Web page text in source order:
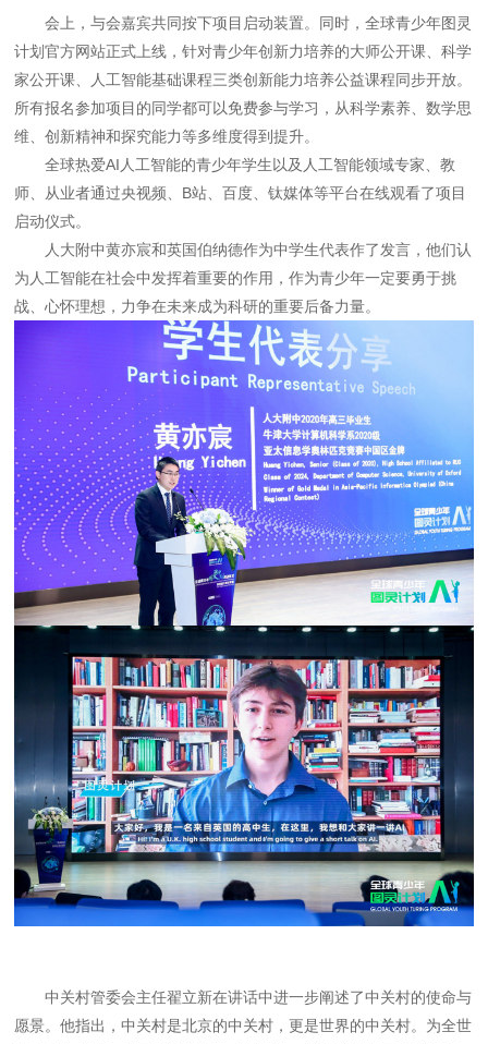
会上，与会嘉宾共同按下项目启动装置。同时，全球青少年图灵
计划官方网站正式上线，针对青少年创新力培养的大师公开课、科学
家公开课、人工智能基础课程三类创新能力培养公益课程同步开放。
所有报名参加项目的同学都可以免费参与学习，从科学素养、数学思
维、创新精神和探究能力等多维度得到提升。
全球热爱AI人工智能的青少年学生以及人工智能领域专家、教
师、从业者通过央视频、B站、百度、钛媒体等平台在线观看了项目
启动仪式。
人大附中黄亦宸和英国伯纳德作为中学生代表作了发言，他们认
为人工智能在社会中发挥着重要的作用，作为青少年一定要勇于挑
战、心怀理想，力争在未来成为科研的重要后备力量。
中关村管委会主任翟立新在讲话中进一步阐述了中关村的使命与
愿景。他指出，中关村是北京的中关村，更是世界的中关村。为全世